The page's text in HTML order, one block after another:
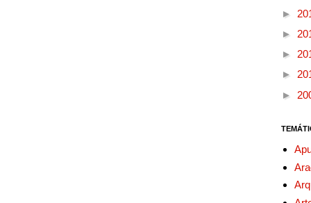
►
►
►
►
►